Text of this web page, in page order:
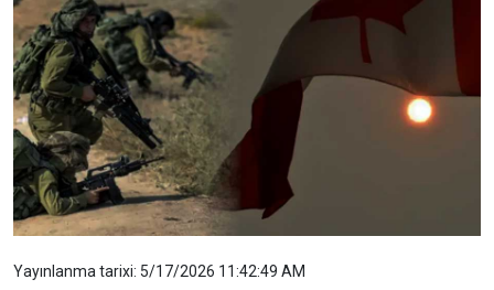
Yayınlanma tarixi: 5/17/2026 11:42:49 AM